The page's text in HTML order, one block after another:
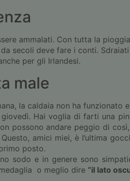
ammalati. Con tutta la
secoli deve fare i conti.
per gli Irlandesi.
male
la caldaia non ha funzionato
Hai voglia di farti una
possono andare peggio di
amici miei, è l’ultima
posto.
sodo e in genere sono
o meglio dire “il lato